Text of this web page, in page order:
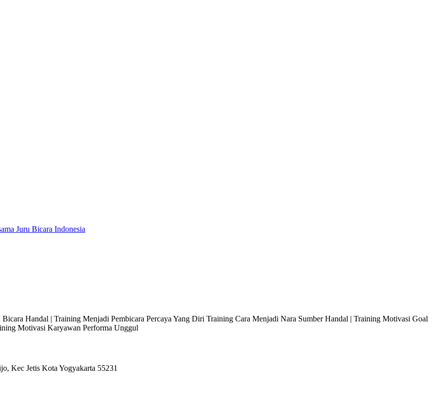
Handal | Training Menjadi Pembicara Percaya Yang Diri Training Cara Menjadi Nara Sumber Handal | Training Motivasi Goal
Motivasi Karyawan Performa Unggul
Kec Jetis Kota Yogyakarta 55231